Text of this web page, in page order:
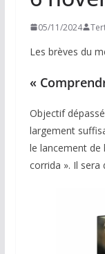
05/11/2024
Les brèves du
«
Objectif
largement
le lancement de
corrida ». Il sera